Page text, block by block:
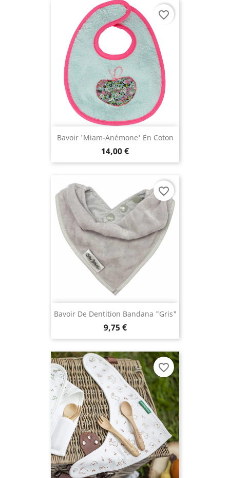
Bavoir 'Miam-Anémone' En Coton
14,00 €
favorite_border
Bavoir De Dentition Bandana "gris"
9,75 €
favorite_border
favorite_border